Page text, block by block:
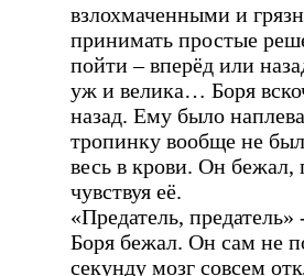
взлохмаченными и
принимать простые
пойти – вперёд или
уж и велика… Боря
назад. Ему было
тропинку вообще не
весь в крови. Он бежал,
чувствуя её.
«Предатель,
Боря бежал. Он сам не
секунду мозг совсем